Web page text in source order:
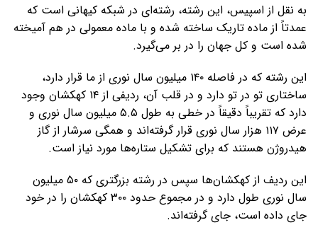
به نقل از اسپیس، این رشته، رشته‌ای در شبکه کیهانی است که
عمدتاً از ماده تاریک ساخته شده و با ماده معمولی در هم آمیخته
شده است و کل جهان را در بر می‌گیرد.
این رشته که در فاصله ۱۴۰ میلیون سال نوری از ما قرار دارد،
ساختاری تو در تو دارد و در قلب آن، ردیفی از ۱۴ کهکشان وجود
دارد که تقریباً دقیقاً در خطی به طول ۵.۵ میلیون سال نوری و
عرض ۱۱۷ هزار سال نوری قرار گرفته‌اند و همگی سرشار از گاز
هیدروژن هستند که برای تشکیل ستاره‌ها مورد نیاز است.
این ردیف از کهکشان‌ها سپس در رشته بزرگتری که ۵۰ میلیون
سال نوری طول دارد و در مجموع حدود ۳۰۰ کهکشان را در خود
جای داده است، جای گرفته‌اند.